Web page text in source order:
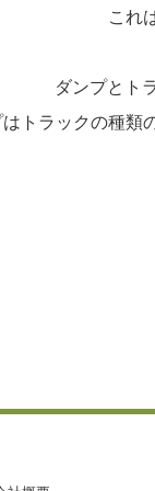
これ
ダンプとト
はトラックの種類